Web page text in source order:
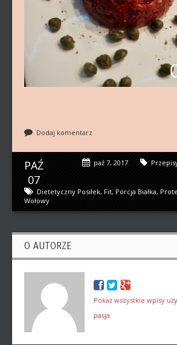
Dodaj komentarz
PAŹ
07
paź 7, 2017
Dietetyczny Posiłek, Fit, Porcja Białka,
Wołowy
O AUTORZE
Pokaż wszystkie wpisy
pasja